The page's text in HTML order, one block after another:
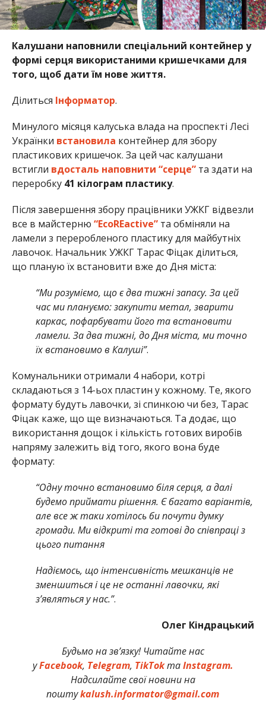
Калушани наповнили спеціальний контейнер у
формі серця використаними кришечками для
того, щоб дати їм нове життя.
Ділиться Інформатор.
Минулого місяця калуська влада на проспекті Лесі
Українки встановила контейнер для збору
пластикових кришечок. За цей час калушани
встигли вдосталь наповнити “серце”та здати на
переробку 41 кілограм пластику.
Після завершення збору працівники УЖКГ відвезли
все в майстерню “EcoREactive”та обміняли на
ламели з переробленого пластику для майбутніх
лавочок. Начальник УЖКГ Тарас Фіцак ділиться,
що планую їх встановити вже до Дня міста:
“Ми розуміємо, що є два тижні запасу. За цей
час ми плануємо: закупити метал, зварити
каркас, пофарбувати його та встановити
ламели. За два тижні, до Дня міста, ми точно
їх встановимо в Калуші”.
Комунальники отримали 4 набори, котрі
складаються з 14-ьох пластин у кожному. Те, якого
формату будуть лавочки, зі спинкою чи без, Тарас
Фіцак каже, що ще визначаються. Та додає, що
використання дощок і кількість готових виробів
напряму залежить від того, якого вона буде
формату:
“Одну точно встановимо біля серця, а далі
будемо приймати рішення. Є багато варіантів,
але все ж таки хотілось би почути думку
громади. Ми відкриті та готові до співпраці з
цього питання
Надіємось, що інтенсивність мешканців не
зменшиться і це не останні лавочки, які
з’являться у нас.”.
Олег Кіндрацький
Будьмо на зв’язку! Читайте нас
уFacebook, Telegram, TikTokтаInstagram.
Надсилайте свої новини на
поштуkalush.informator@gmail.com